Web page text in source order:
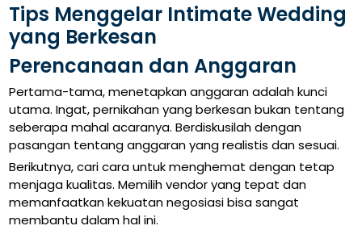
Tips Menggelar Intimate Wedding
yang Berkesan
Perencanaan dan Anggaran
Pertama-tama, menetapkan anggaran adalah kunci
utama. Ingat, pernikahan yang berkesan bukan tentang
seberapa mahal acaranya. Berdiskusilah dengan
pasangan tentang anggaran yang realistis dan sesuai.
Berikutnya, cari cara untuk menghemat dengan tetap
menjaga kualitas. Memilih vendor yang tepat dan
memanfaatkan kekuatan negosiasi bisa sangat
membantu dalam hal ini.